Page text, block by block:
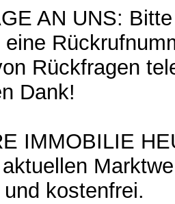
AN UNS:
Rückfragen
Dank!
IMMOBILIE
kostenfrei.